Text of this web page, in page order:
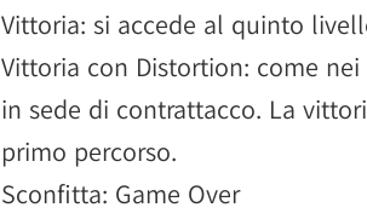
Vittoria: si accede al quinto
Vittoria con Distortion: come
in sede di contrattacco. La
primo percorso.
Sconfitta: Game Over